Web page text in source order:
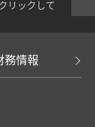
リックして
務情報